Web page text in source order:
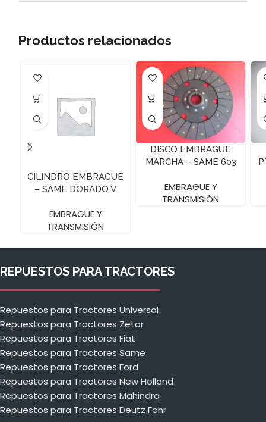
Productos relacionados
CILINDRO EMBRAGUE
– SAME DORADO V
EMBRAGUE Y
TRANSMISIÓN
DISCO EMBRAGUE
MARCHA – SAME 603
EMBRAGUE Y
TRANSMISIÓN
REPUESTOS PARA TRACTORES
Repuestos para Tractores Universal
Repuestos para Tractores Zetor
Repuestos para Tractores Fiat
Repuestos para Tractores Same
Repuestos para Tractores Ford
Repuestos para Tractores New Holland
Repuestos para Tractores Mahindra
Repuestos para Tractores Deutz Fahr